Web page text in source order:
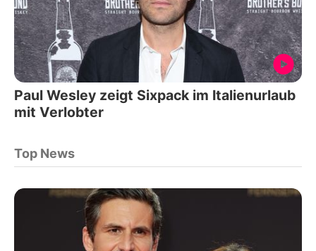
Paul Wesley zeigt Sixpack im Italienurlaub
mit Verlobter
Top News